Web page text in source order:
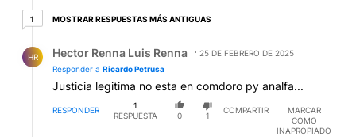
11 respuesta más antiguas
MOSTRAR RESPUESTAS MÁS ANTIGUAS
HR Hector Renna Luis Renna
25 DE FEBRERO DE 2025
Responder a Ricardo Petrusa
Justicia legitima no esta en comdoro py analfa...
RESPONDER
1
RESPUESTA
0 1
COMPARTIR
MARCAR
COMO
INAPROPIADO